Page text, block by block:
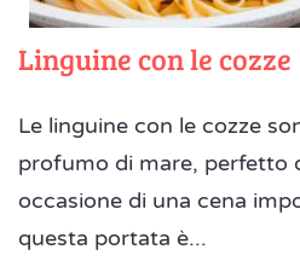
Linguine con le cozze
Le linguine con le cozze
profumo di mare, perfetto
occasione di una cena
questa portata è...